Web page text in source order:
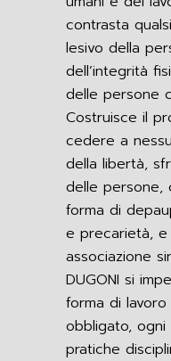
contrasta
lesivo della
dell’integrità
delle persone
Costruisce il
cedere a
della libertà,
delle persone,
forma di
e precarietà,
associazione
DUGONI si
forma di
obbligato,
pratiche